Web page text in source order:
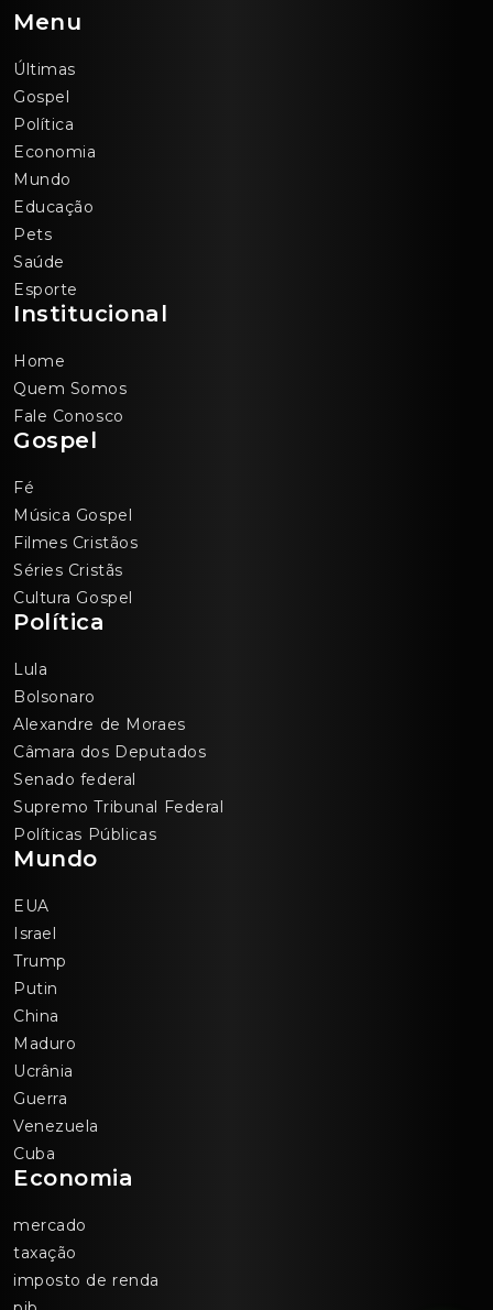
Menu
Últimas
Gospel
Política
Economia
Mundo
Educação
Pets
Saúde
Esporte
Institucional
Home
Quem Somos
Fale Conosco
Gospel
Fé
Música Gospel
Filmes Cristãos
Séries Cristãs
Cultura Gospel
Política
Lula
Bolsonaro
Alexandre de Moraes
Câmara dos Deputados
Senado federal
Supremo Tribunal Federal
Políticas Públicas
Mundo
EUA
Israel
Trump
Putin
China
Maduro
Ucrânia
Guerra
Venezuela
Cuba
Economia
mercado
taxação
imposto de renda